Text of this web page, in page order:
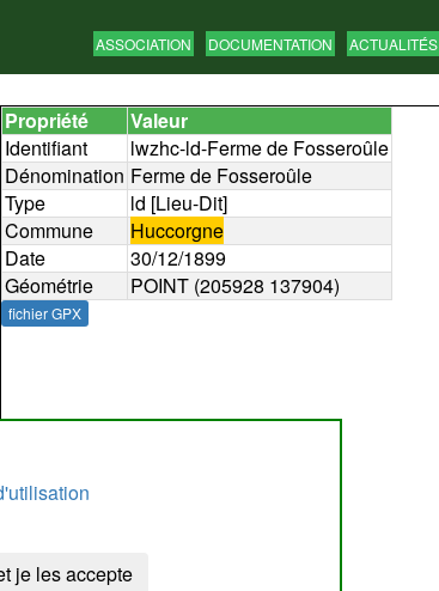
ASSOCIATION DOCUMENTATION ACTUALITÉS
je les accepte
Propriété
Valeur
Identifiant
lwzhc-ld-Ferme de Fosseroûle
Dénomination Ferme de Fosseroûle
Type
ld [Lieu-Dit]
Commune
Huccorgne
Date
30/12/1899
Géométrie
POINT (205928 137904)
fichier GPX